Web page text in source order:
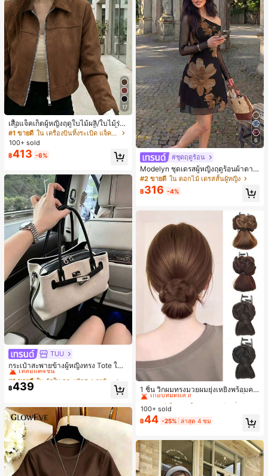
17
เสื้อแจ็คเก็ตผู้หญิงฤดูใบไม้ผลิ/ใบไม้ร่วง
สีพื้น หนังเทียม สไตล์ปกคอเสื้อ ซิปขึ้น
แขนยาว สไตล์ลำลอง วิทยาลัย สนามบิ
น เสื้อนอก สีน้ำตาล สไตล์สบายๆ ฤดูใบ
ไม้ร่วง
#1 ขายดี
ใน เครื่องบินทิ้งระเบิด แจ็คเก็ตผู้หญิง
100+ sold
฿413 -6%
TUU
กระเป๋าสะพายข้างผู้หญิงทรง Tote ใบเ
ล็ก สไตล์วินเทจ ผิวด้าน คอลเลกชันให
ม่ฤดูร้อน 2026 สำหรับเดินทางไปทำงา
น แมตช์ง่าย
#1 ขายดี
เหลือแค่4ชิ้น
#1 ขายดี
เหลือแค่4ชิ้น
#1 ขายดี
เหลือแค่4ชิ้น
เหลือแค่4ชิ้น
฿439
6
#ชุดฤดูร้อน
Modelyn ชุดเดรสผู้หญิงฤดูร้อนผ้าตาข่
ายพิมพ์ลาย คอไม่สมมาตร จับจีบ หรูหร
า เซ็กซี่
#2 ขายดี ใน ดอกไม้ เดรสสั้นผู้หญิง
฿316 -4%
1 ชิ้น วิกผมทรงมวยผมยุ่งเหยิงพร้อมคลิ
ปหนีบผม, คลิปหนีบผมสังเคราะห์ที่ได้รั
บการอัปเกรดแฟชั่น, วิกผมเส้นใยทนคว
ามร้อนสูงที่ออกแบบมาสำหรับผู้หญิง, ใ
ช้งานง่ายโดยไม่ต้องใช้เครื่องมือ, เหมา
ะสำหรับสไตล์สบายๆ, อุปกรณ์เสริมผมที่
สมบูรณ์แบบสำหรับผู้หญิง คลิปหนีบผม
คลิปหนีบผมสบายๆ แฟชั่นผม คลิปหนีบ
ผมหรูหรา ฤดูร้อน ชายหาด วันหยุด
#3 ขายดี
ใน เส้นใยสังเคราะห์ เครื่องประดับผมผู้หญิง
เกือบหมดแล้ว!
#3 ขายดี
เกือบหมดแล้ว!
#3 ขายดี
เกือบหมดแล้ว!
#3 ขายดี
ใน เส้นใยสังเคราะห์ เครื่องประดับผมผู้หญิง
100+ sold
฿44 -25% ล่าสุด 4 ชม